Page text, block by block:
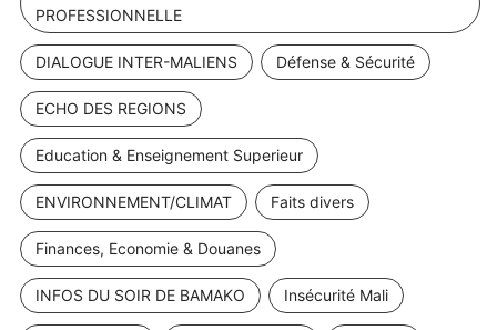
PROFESSIONNELLE
DIALOGUE INTER-MALIENS Défense & Sécurité
ECHO DES REGIONS
Education & Enseignement Superieur
ENVIRONNEMENT/CLIMAT Faits divers
Finances, Economie & Douanes
INFOS DU SOIR DE BAMAKO Insécurité Mali